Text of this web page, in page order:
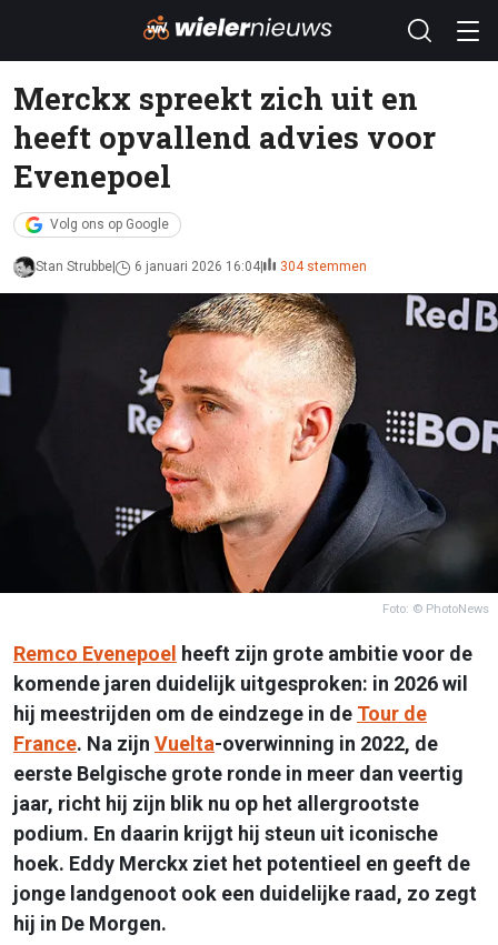
Merckx spreekt zich uit en
heeft opvallend advies voor
Evenepoel
Volg ons op Google
Stan Strubbe 6 januari 2026 16:04 304 stemmen
Foto: © PhotoNews
Remco Evenepoel heeft zijn grote ambitie voor de
komende jaren duidelijk uitgesproken: in 2026 wil
hij meestrijden om de eindzege in de Tour de
France. Na zijn Vuelta-overwinning in 2022, de
eerste Belgische grote ronde in meer dan veertig
jaar, richt hij zijn blik nu op het allergrootste
podium. En daarin krijgt hij steun uit iconische
hoek. Eddy Merckx ziet het potentieel en geeft de
jonge landgenoot ook een duidelijke raad, zo zegt
hij in De Morgen.